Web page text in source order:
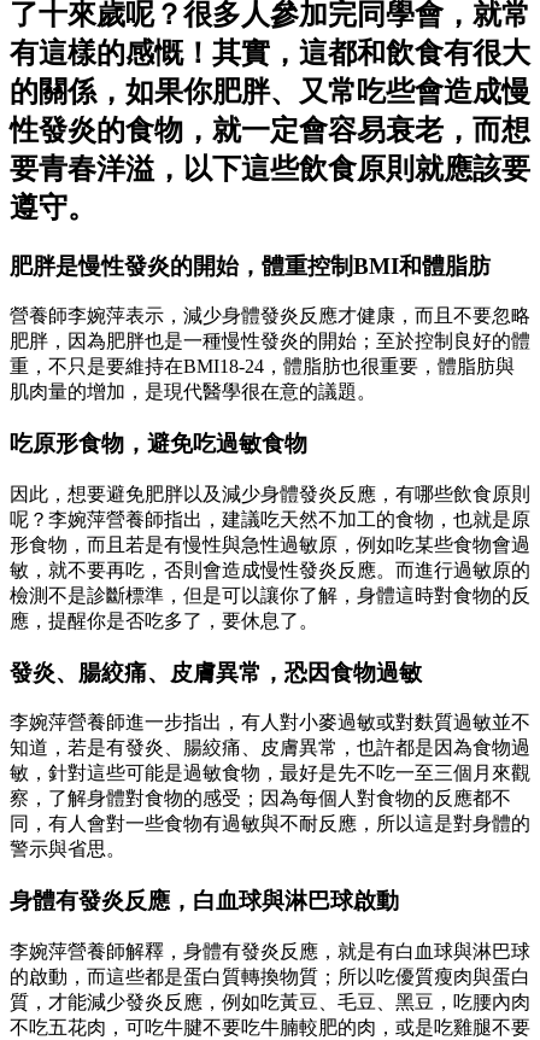
了十來歲呢？很多人參加完同學會，就常
有這樣的感慨！其實，這都和飲食有很大
的關係，如果你肥胖、又常吃些會造成慢
性發炎的食物，就一定會容易衰老，而想
要青春洋溢，以下這些飲食原則就應該要
遵守。
肥胖是慢性發炎的開始，體重控制BMI和體脂肪
營養師李婉萍表示，減少身體發炎反應才健康，而且不要忽略
肥胖，因為肥胖也是一種慢性發炎的開始；至於控制良好的體
重，不只是要維持在BMI18-24，體脂肪也很重要，體脂肪與
肌肉量的增加，是現代醫學很在意的議題。
吃原形食物，避免吃過敏食物
因此，想要避免肥胖以及減少身體發炎反應，有哪些飲食原則
呢？李婉萍營養師指出，建議吃天然不加工的食物，也就是原
形食物，而且若是有慢性與急性過敏原，例如吃某些食物會過
敏，就不要再吃，否則會造成慢性發炎反應。而進行過敏原的
檢測不是診斷標準，但是可以讓你了解，身體這時對食物的反
應，提醒你是否吃多了，要休息了。
發炎、腸絞痛、皮膚異常，恐因食物過敏
李婉萍營養師進一步指出，有人對小麥過敏或對麩質過敏並不
知道，若是有發炎、腸絞痛、皮膚異常，也許都是因為食物過
敏，針對這些可能是過敏食物，最好是先不吃一至三個月來觀
察，了解身體對食物的感受；因為每個人對食物的反應都不
同，有人會對一些食物有過敏與不耐反應，所以這是對身體的
警示與省思。
身體有發炎反應，白血球與淋巴球啟動
李婉萍營養師解釋，身體有發炎反應，就是有白血球與淋巴球
的啟動，而這些都是蛋白質轉換物質；所以吃優質瘦肉與蛋白
質，才能減少發炎反應，例如吃黃豆、毛豆、黑豆，吃腰內肉
不吃五花肉，可吃牛腱不要吃牛腩較肥的肉，或是吃雞腿不要